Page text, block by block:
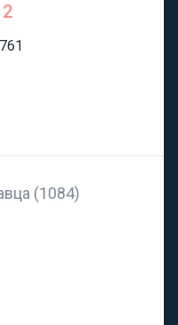
2
761
(1084)